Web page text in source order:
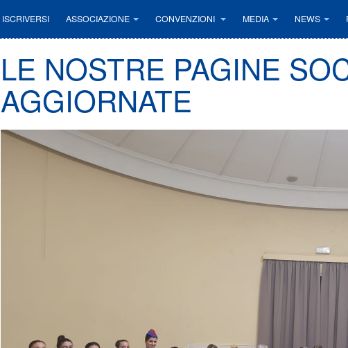
ISCRIVERSI ASSOCIAZIONE CONVENZIONI MEDIA NEWS
LE NOSTRE PAGINE
AGGIORNATE